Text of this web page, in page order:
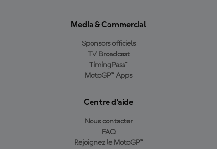
Media & Commercial
Sponsors officiels
TV Broadcast
TimingPass™
MotoGP™ Apps
Centre d'aide
Nous contacter
FAQ
Rejoignez le MotoGP™